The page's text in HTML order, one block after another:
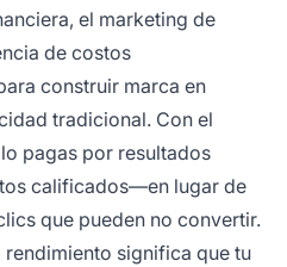
el marketing de
de costos
construir marca en
tradicional. Con el
pagas por resultados
calificados—en lugar de
que pueden no convertir.
significa que tu